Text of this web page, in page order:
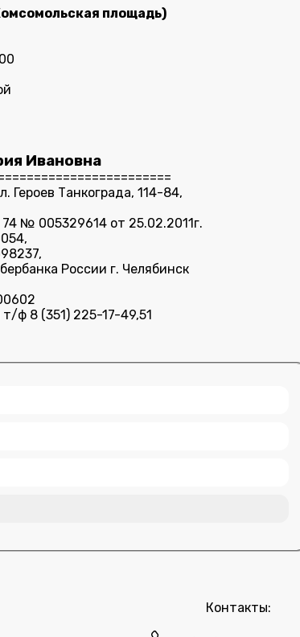
площадь)
Ивановна
Героев Танкограда, 114-84,
№ 005329614 от 25.02.2011г.
России г. Челябинск
ф 8 (351) 225-17-49,51
Контакты: